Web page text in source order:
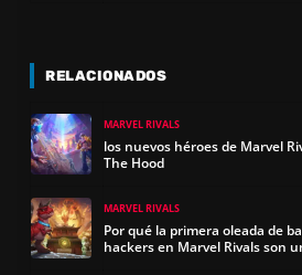
RELACIONADOS
MARVEL RIVALS
los nuevos héroes de Marvel
The Hood
MARVEL RIVALS
Por qué la primera oleada de
hackers en Marvel Rivals son